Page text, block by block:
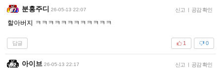
분홍주디 26-05-13 22:07 신고 | 공감 확인
할아버지 ㅋㅋㅋㅋㅋㅋㅋㅋㅋㅋㅋㅋ
답글 0
1
아이브 26-05-13 22:17 신고 | 공감 확인